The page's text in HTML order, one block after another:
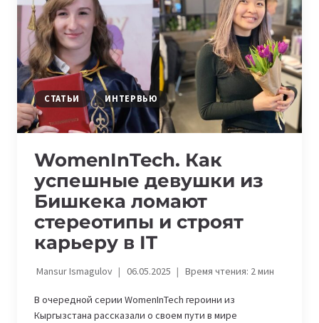
—
ИСТОРИИ
ЖЕНЩИН,
КОТОРЫЕ
ВДОХНОВЛЯЮТ
СТАТЬИ ИНТЕРВЬЮ
WomenInTech. Как
успешные девушки из
Бишкека ломают
стереотипы и строят
карьеру в IT
Mansur Ismagulov 06.05.2025 Время чтения: 2мин
В очередной серии WomenInTech героини из
Кыргызстана рассказали о своем пути в мире